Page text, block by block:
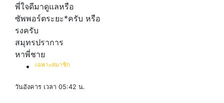
พี่ใจดีมาดูแลหรือ
ซัพพอร์ตระยะ*ครับ หรือ
รงครับ
สมุทรปราการ
หาพี่ชาย
เฉพาะสมาชิก
วันอังคาร เวลา 05:42 น.